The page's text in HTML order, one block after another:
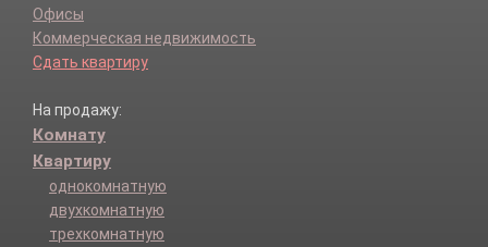
Офисы
Коммерческая недвижимость
Сдать квартиру
На продажу:
Комнату
Квартиру
однокомнатную
двухкомнатную
трехкомнатную